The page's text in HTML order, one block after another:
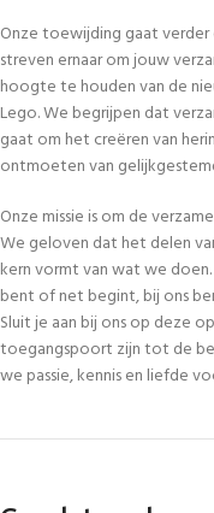
Onze toewijding gaat verder
streven ernaar om jouw
hoogte te houden van de
Lego. We begrijpen dat
gaat om het creëren van
ontmoeten van
Onze missie is om de
We geloven dat het delen
kern vormt van wat we
bent of net begint, bij ons
Sluit je aan bij ons op deze
toegangspoort zijn tot de
we passie, kennis en liefde